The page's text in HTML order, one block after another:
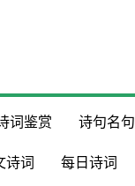
词鉴赏 诗句名句
诗词 每日诗词